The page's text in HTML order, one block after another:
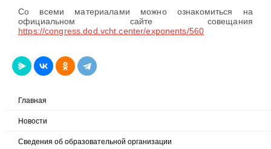
Со всеми материалами можно ознакомиться на
официальном сайте совещания
https://congress.dod.vcht.center/exponents/560
Главная
Новости
Сведения об образовательной организации